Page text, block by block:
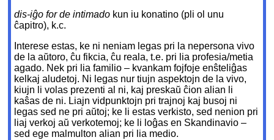
dis-iĝo for de intimado kun iu konatino (pli ol unu
ĉapitro), k.c.
Interese estas, ke ni neniam legas pri la nepersona vivo
de la aŭtoro, ĉu fikcia, ĉu reala, t.e. pri lia profesia/metia
agado. Nek pri lia familio – kvankam fojfoje enŝteliĝas
kelkaj aludetoj. Ni legas nur tiujn aspektojn de la vivo,
kiujn li volas prezenti al ni, kaj preskaŭ ĉion alian li
kaŝas de ni. Liajn vidpunktojn pri trajnoj kaj busoj ni
legas sed ne pri aŭtoj; ke li estas verkisto, sed nenion pri
liaj verkoj aŭ verkotemoj; ke li loĝas en Skandinavio –
sed ege malmulton alian pri lia medio.